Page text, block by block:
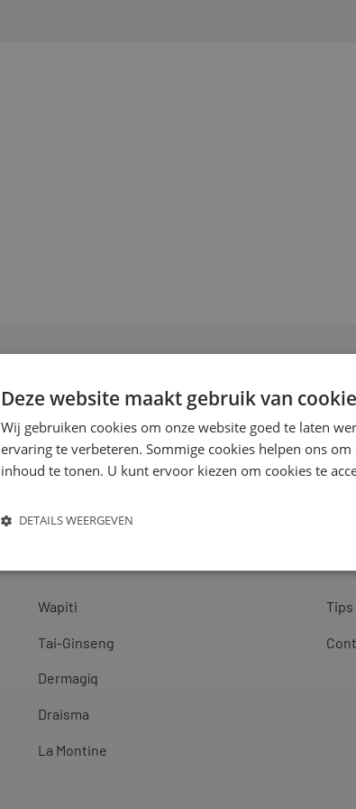
Wapiti
Tai-Ginseng
Dermagíq
Draisma
La Montine
Tips
Deze website maakt gebruik van
Wij gebruiken cookies om onze website goed te laten
ervaring te verbeteren. Sommige cookies helpen ons
inhoud te tonen. U kunt ervoor kiezen om cookies te
DETAILS WEERGEVEN